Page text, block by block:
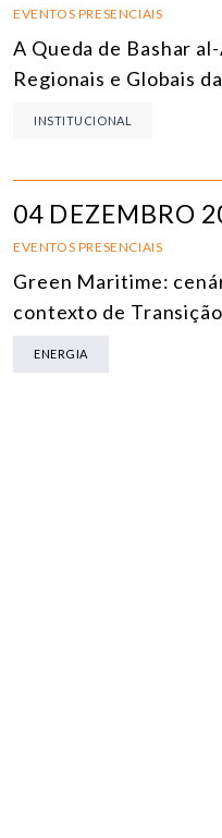
EVENTOS PRESENCIAIS
A Queda de Bashar
Regionais e Globais
INSTITUCIONAL
04 DEZEMBRO
EVENTOS PRESENCIAIS
Green Maritime:
contexto de
ENERGIA